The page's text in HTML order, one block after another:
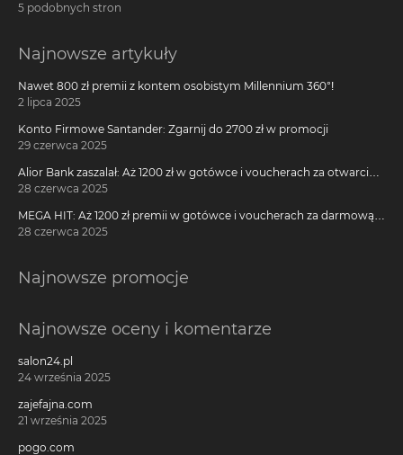
5 podobnych stron
Najnowsze artykuły
Nawet 800 zł premii z kontem osobistym Millennium 360°!
2 lipca 2025
Konto Firmowe Santander: Zgarnij do 2700 zł w promocji
29 czerwca 2025
Alior Bank zaszalał: Aż 1200 zł w gotówce i voucherach za otwarcie
darmowego konta!
28 czerwca 2025
MEGA HIT: Aż 1200 zł premii w gotówce i voucherach za darmową
kartę kredytową Citi Simplicity
28 czerwca 2025
Najnowsze promocje
Najnowsze oceny i komentarze
salon24.pl
24 września 2025
zajefajna.com
21 września 2025
pogo.com